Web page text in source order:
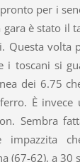
per i
è stato il
Questa volta
i toscani si
dei 6.75
È invece
Sembra
impazzita
(67-62), a 30